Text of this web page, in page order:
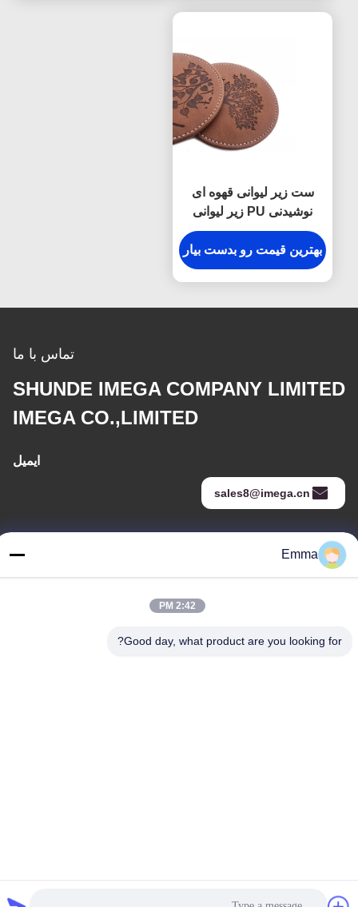
ست زیر لیوانی قهوه ای
نوشیدنی PU زیر لیوانی
شیشه ای گرد چرمی لوگوی
برجسته
بهترین قیمت رو بدست بیار
تماس با ما
SHUNDE IMEGA COMPANY LIMITED
IMEGA CO.,LIMITED
ایمیل
sales8@imega.cn
آدرس ما
اتاق 1209-1210، Hai Jun Da Building B، Guizhou Da Dao Zhong،
Emma
2:42 PM
Good day, what product are you looking for?